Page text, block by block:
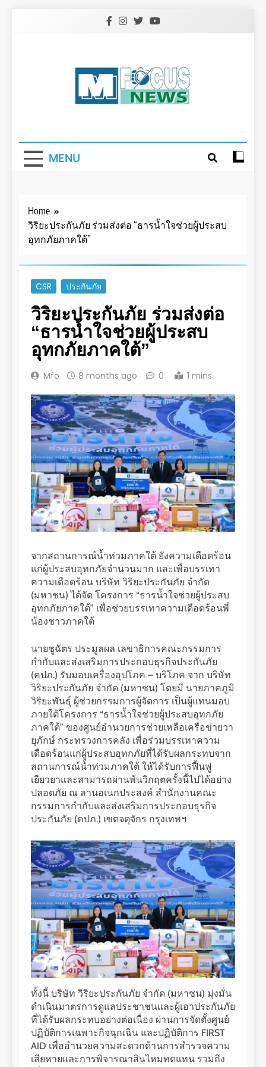
MENU
Home
วิริยะประกันภัย ร่วมส่งต่อ “ธารน้ำใจช่วยผู้ประสบ
อุทกภัยภาคใต้”
CSR ประกันภัย
วิริยะประกันภัย ร่วมส่งต่อ
“ธารน้ำใจช่วยผู้ประสบ
อุทกภัยภาคใต้”
Mfo 8 months ago 0 1 mins
จากสถานการณ์น้ำท่วมภาคใต้ ยังความเดือดร้อน
แก่ผู้ประสบอุทกภัยจำนวนมาก และเพื่อบรรเทา
ความเดือดร้อน บริษัท วิริยะประกันภัย จำกัด
(มหาชน) ได้จัด โครงการ “ธารน้ำใจช่วยผู้ประสบ
อุทกภัยภาคใต้” เพื่อช่วยบรรเทาความเดือดร้อนพี่
น้องชาวภาคใต้
นายชูฉัตร ประมูลผล เลขาธิการคณะกรรมการ
กำกับและส่งเสริมการประกอบธุรกิจประกันภัย
(คปภ.) รับมอบเครื่องอุปโภค – บริโภค จาก บริษัท
วิริยะประกันภัย จำกัด (มหาชน) โดยมี นายภาคภูมิ
วิริยะพันธุ์ ผู้ช่วยกรรมการผู้จัดการ เป็นผู้แทนมอบ
ภายใต้โครงการ “ธารน้ำใจช่วยผู้ประสบอุทกภัย
ภาคใต้” ของศูนย์อำนวยการช่วยเหลือเครือข่ายวา
ยุภักษ์ กระทรวงการคลัง เพื่อร่วมบรรเทาความ
เดือดร้อนแก่ผู้ประสบอุทกภัยที่ได้รับผลกระทบจาก
สถานการณ์น้ำท่วมภาคใต้ ให้ได้รับการฟื้นฟู
เยียวยาและสามารถผ่านพ้นวิกฤตครั้งนี้ไปได้อย่าง
ปลอดภัย ณ ลานอเนกประสงค์ สำนักงานคณะ
กรรมการกำกับและส่งเสริมการประกอบธุรกิจ
ประกันภัย (คปภ.) เขตจตุจักร กรุงเทพฯ
ทั้งนี้ บริษัท วิริยะประกันภัย จำกัด (มหาชน) มุ่งมั่น
ดำเนินมาตรการดูแลประชาชนและผู้เอาประกันภัย
ที่ได้รับผลกระทบอย่างต่อเนื่อง ผ่านการจัดตั้งศูนย์
ปฏิบัติการเฉพาะกิจฉุกเฉิน และปฏิบัติการ FIRST
AID เพื่ออำนวยความสะดวกด้านการสำรวจความ
เสียหายและการพิจารณาสินไหมทดแทน รวมถึง